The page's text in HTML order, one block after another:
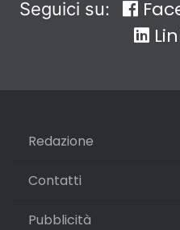
Seguici su:
Redazione
Contatti
Pubblicità